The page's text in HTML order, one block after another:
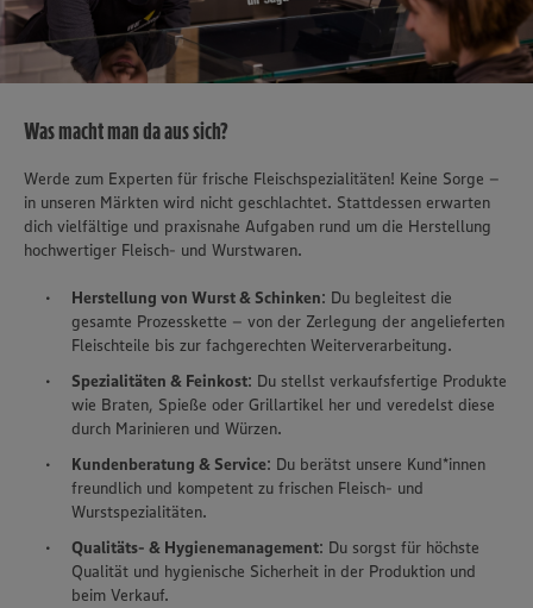
Was macht man da aus sich?
Werde zum Experten für frische Fleischspezialitäten! Keine Sorge –
in unseren Märkten wird nicht geschlachtet. Stattdessen erwarten
dich vielfältige und praxisnahe Aufgaben rund um die Herstellung
hochwertiger Fleisch- und Wurstwaren.
Herstellung von Wurst & Schinken: Du begleitest die
gesamte Prozesskette – von der Zerlegung der angelieferten
Fleischteile bis zur fachgerechten Weiterverarbeitung.
Spezialitäten & Feinkost: Du stellst verkaufsfertige Produkte
wie Braten, Spieße oder Grillartikel her und veredelst diese
durch Marinieren und Würzen.
Kundenberatung & Service: Du berätst unsere Kund*innen
freundlich und kompetent zu frischen Fleisch- und
Wurstspezialitäten.
Qualitäts- & Hygienemanagement: Du sorgst für höchste
Qualität und hygienische Sicherheit in der Produktion und
beim Verkauf.